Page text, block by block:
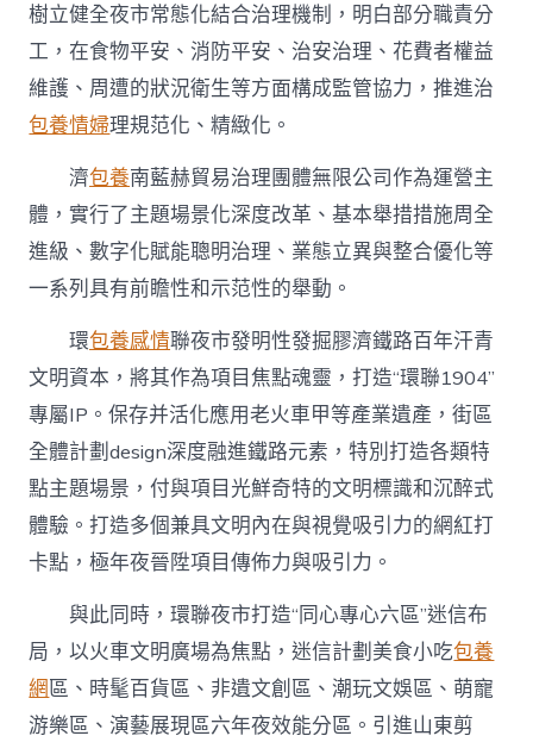
樹立健全夜市常態化結合治理機制，明白部分職責分
工，在食物平安、消防平安、治安治理、花費者權益
維護、周遭的狀況衛生等方面構成監管協力，推進治
包養情婦理規范化、精緻化。
濟包養南藍赫貿易治理團體無限公司作為運營主
體，實行了主題場景化深度改革、基本舉措措施周全
進級、數字化賦能聰明治理、業態立異與整合優化等
一系列具有前瞻性和示范性的舉動。
環包養感情聯夜市發明性發掘膠濟鐵路百年汗青
文明資本，將其作為項目焦點魂靈，打造“環聯1904”
專屬IP。保存并活化應用老火車甲等產業遺產，街區
全體計劃design深度融進鐵路元素，特別打造各類特
點主題場景，付與項目光鮮奇特的文明標識和沉醉式
體驗。打造多個兼具文明內在與視覺吸引力的網紅打
卡點，極年夜晉陞項目傳佈力與吸引力。
與此同時，環聯夜市打造“同心專心六區”迷信布
局，以火車文明廣場為焦點，迷信計劃美食小吃包養
網區、時髦百貨區、非遺文創區、潮玩文娛區、萌寵
游樂區、演藝展現區六年夜效能分區。引進山東剪